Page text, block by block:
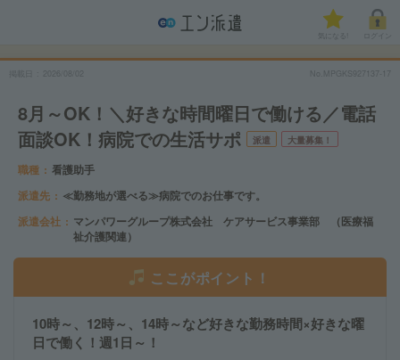
気になる!
No.MPGKS927137-17
8月～OK！＼好きな時間曜日で働ける／電話
面談OK！病院での生活サポ
派遣 大量募集！
職種
看護助手
派遣先
≪勤務地が選べる≫病院でのお仕事です。
派遣会社
マンパワーグループ株式会社 ケアサービス事業部 （医療福
祉介護関連）
ここがポイント！
10時～、12時～、14時～など好きな勤務時間×好きな曜
日で働く！週1日～！